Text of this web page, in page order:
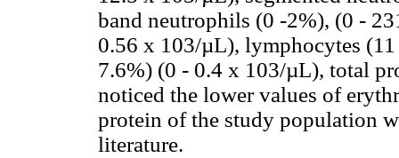
band neutrophils (0 -2%), (0 -
0.56 x 103/µL), lymphocytes
7.6%) (0 - 0.4 x 103/µL), total
noticed the lower values of
protein of the study population
literature.